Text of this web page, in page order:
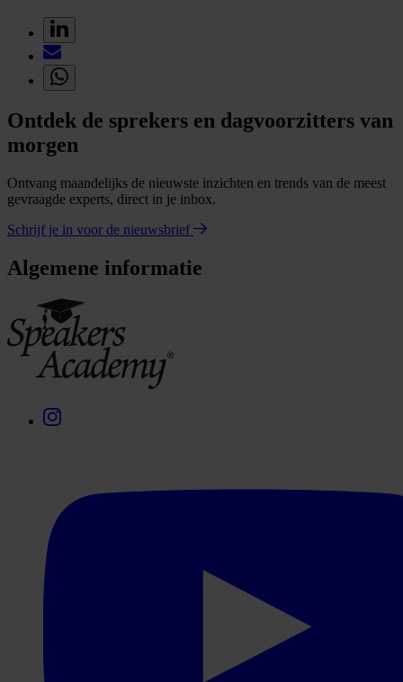
Ontdek de sprekers en dagvoorzitters van
morgen
Ontvang maandelijks de nieuwste inzichten en trends van de meest
gevraagde experts, direct in je inbox.
Schrijf je in voor de nieuwsbrief
Algemene informatie